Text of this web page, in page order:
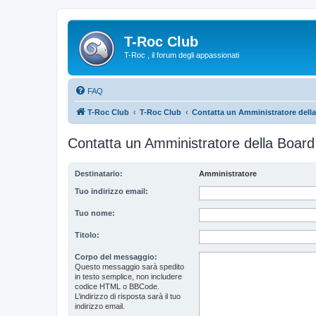
T-Roc Club
T-Roc , il forum degli appassionati
FAQ
T-Roc Club T-Roc Club Contatta un Amministratore
Contatta un Amministratore della Board
Destinatario: Amministratore
Tuo indirizzo email:
Tuo nome:
Titolo:
Corpo del messaggio:
Questo messaggio sarà spedito
in testo semplice, non includere
codice HTML o BBCode.
L’indirizzo di risposta sarà il tuo
indirizzo email.